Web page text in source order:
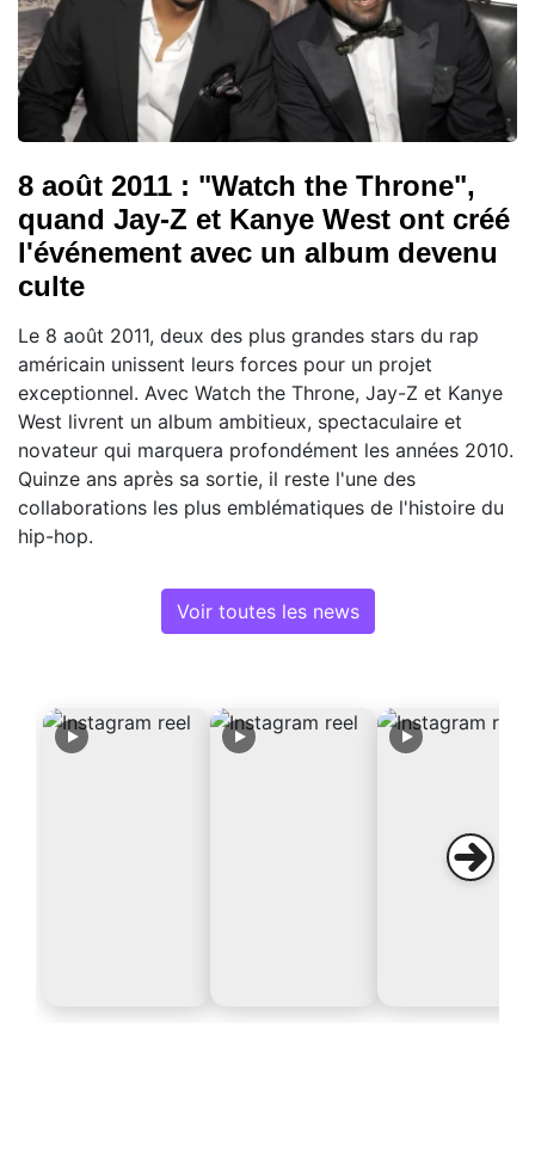
8 août 2011 : "Watch the Throne",
quand Jay-Z et Kanye West ont créé
l'événement avec un album devenu
culte
Le 8 août 2011, deux des plus grandes stars du rap
américain unissent leurs forces pour un projet
exceptionnel. Avec Watch the Throne, Jay-Z et Kanye
West livrent un album ambitieux, spectaculaire et
novateur qui marquera profondément les années 2010.
Quinze ans après sa sortie, il reste l'une des
collaborations les plus emblématiques de l'histoire du
hip-hop.
Voir toutes les news